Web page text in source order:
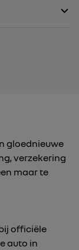
gloednieuwe
verzekering
maar te
officiële
auto in